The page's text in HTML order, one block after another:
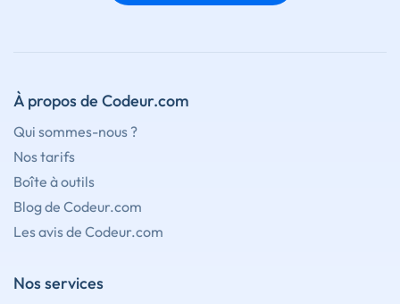
À propos de Codeur.com
Qui sommes-nous ?
Nos tarifs
Boîte à outils
Blog de Codeur.com
Les avis de Codeur.com
Nos services